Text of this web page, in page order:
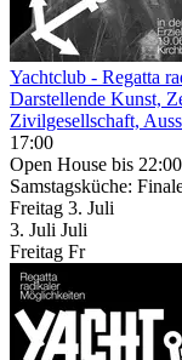
Yachtclub - Regatta
Darstellende Kunst,
Zivilgesellschaft,
17:00
Open House bis 22:00
Samstagsküche:
Freitag 3. Juli
3. Juli Juli
Freitag Fr